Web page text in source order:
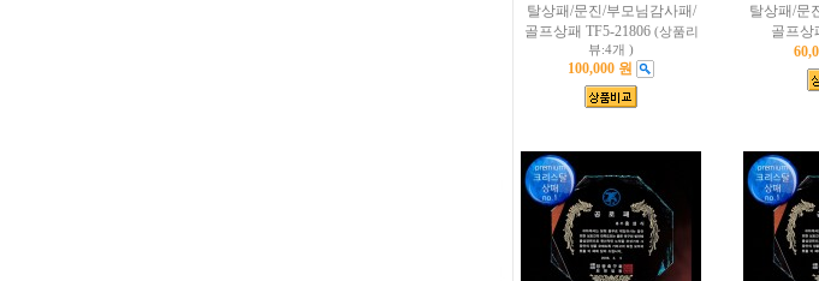
탈상패/문진/부모님감사패/
골프상패 TF5-21806 (상품리
뷰:4개 )
100,000 원
탈상패/문
골프상